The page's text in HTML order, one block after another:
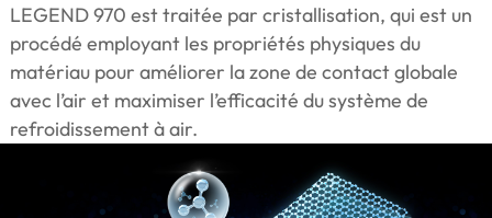
LEGEND 970 est traitée par cristallisation, qui est un
procédé employant les propriétés physiques du
matériau pour améliorer la zone de contact globale
avec l’air et maximiser l’efficacité du système de
refroidissement à air.